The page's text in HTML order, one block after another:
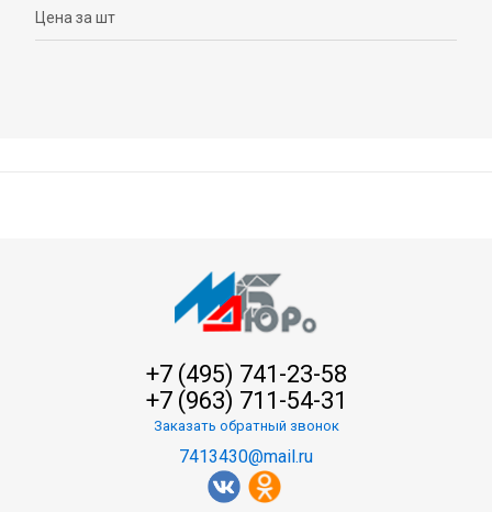
Цена за шт
+7 (495) 741-23-58
+7 (963) 711-54-31
Заказать обратный звонок
7413430@mail.ru